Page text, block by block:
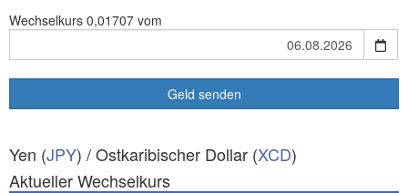
Wechselkurs 0,01707 vom
Geld senden
Yen (JPY) / Ostkaribischer Dollar (XCD)
Aktueller Wechselkurs